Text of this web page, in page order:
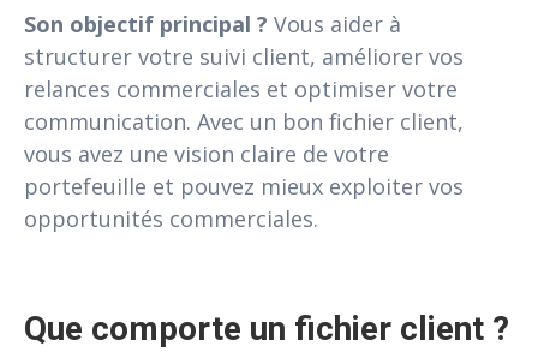
Son objectif principal ? Vous aider à
structurer votre suivi client, améliorer vos
relances commerciales et optimiser votre
communication. Avec un bon fichier client,
vous avez une vision claire de votre
portefeuille et pouvez mieux exploiter vos
opportunités commerciales.
Que comporte un fichier client ?